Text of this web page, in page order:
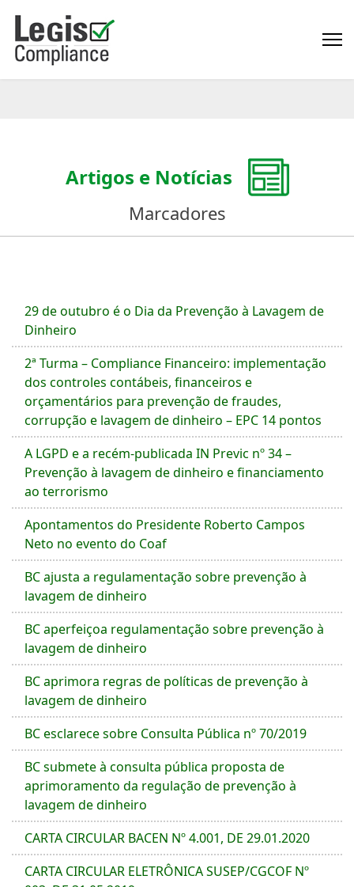
Artigos e Notícias
Marcadores
29 de outubro é o Dia da Prevenção à Lavagem de
Dinheiro
2ª Turma – Compliance Financeiro: implementação
dos controles contábeis, financeiros e
orçamentários para prevenção de fraudes,
corrupção e lavagem de dinheiro – EPC 14 pontos
A LGPD e a recém-publicada IN Previc nº 34 –
Prevenção à lavagem de dinheiro e financiamento
ao terrorismo
Apontamentos do Presidente Roberto Campos
Neto no evento do Coaf
BC ajusta a regulamentação sobre prevenção à
lavagem de dinheiro
BC aperfeiçoa regulamentação sobre prevenção à
lavagem de dinheiro
BC aprimora regras de políticas de prevenção à
lavagem de dinheiro
BC esclarece sobre Consulta Pública nº 70/2019
BC submete à consulta pública proposta de
aprimoramento da regulação de prevenção à
lavagem de dinheiro
CARTA CIRCULAR BACEN Nº 4.001, DE 29.01.2020
CARTA CIRCULAR ELETRÔNICA SUSEP/CGCOF Nº